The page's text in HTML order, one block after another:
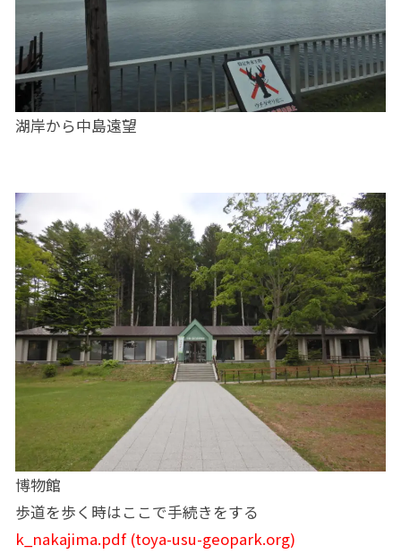
湖岸から中島遠望
博物館
歩道を歩く時はここで手続きをする
k_nakajima.pdf (toya-usu-geopark.org)